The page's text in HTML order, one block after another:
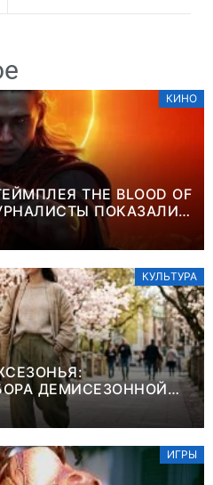
КИНО
THE BLOOD OF
ПОКАЗАЛИ
ОТ ВЕТЕРАНОВ CD
КУЛЬТУРА
ДЕМИСЕЗОННОЙ
ЖЕНСКОГО ПЛАЩА
ИГРЫ